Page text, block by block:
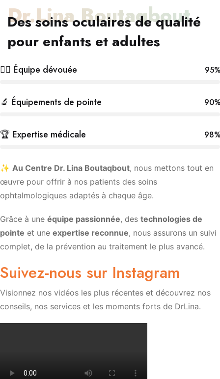
Dr.Lina Boutaqbout
Des soins oculaires de qualité
pour enfants et adultes
👩‍⚕️ Équipe dévouée
🔬 Équipements de pointe
🏆 Expertise médicale
✨ Au Centre Dr. Lina Boutaqbout, nous mettons tout en
œuvre pour offrir à nos patients des soins
ophtalmologiques adaptés à chaque âge.
Grâce à une équipe passionnée, des technologies de
pointe et une expertise reconnue, nous assurons un suivi
complet, de la prévention au traitement le plus avancé.
Suivez-nous sur Instagram
Visionnez nos vidéos les plus récentes et découvrez nos
conseils, nos services et les moments forts de DrLina.